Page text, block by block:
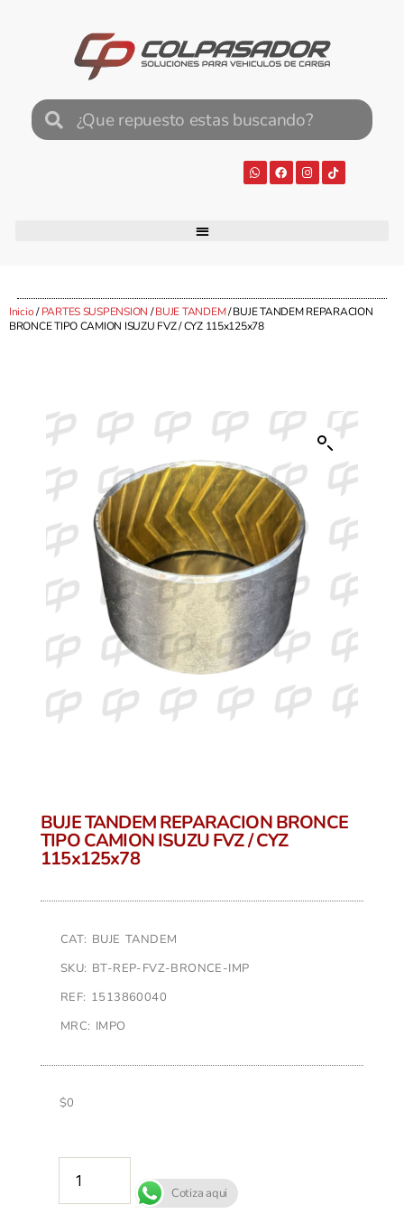
Inicio/PARTES SUSPENSION /BUJE TANDEM/ BUJE TANDEM REPARACION
BRONCE TIPO CAMION ISUZU FVZ / CYZ 115x125x78
BUJE TANDEM REPARACION BRONCE
TIPO CAMION ISUZU FVZ / CYZ
115x125x78
CAT: BUJE TANDEM
SKU: BT-REP-FVZ-BRONCE-IMP
REF: 1513860040
MRC: IMPO
$0
Cotiza aqui